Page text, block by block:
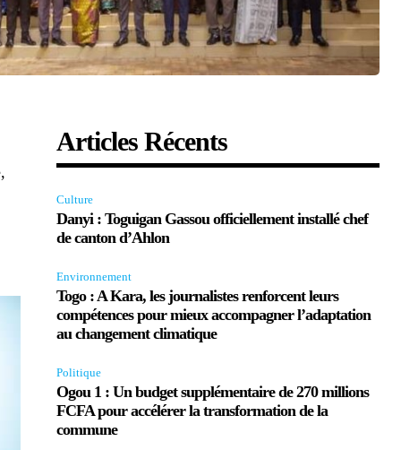
Articles Récents
Culture
Danyi : Toguigan Gassou officiellement installé chef
de canton d’Ahlon
Environnement
Togo : A Kara, les journalistes renforcent leurs
compétences pour mieux accompagner l’adaptation
au changement climatique
Politique
Ogou 1 : Un budget supplémentaire de 270 millions
FCFA pour accélérer la transformation de la
commune